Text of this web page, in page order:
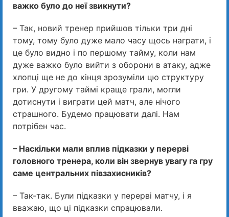
важко було до неї звикнути?
– Так, новий тренер прийшов тільки три дні
тому, тому було дуже мало часу щось награти, і
це було видно і по першому тайму, коли нам
дуже важко було вийти з оборони в атаку, адже
хлопці ще не до кінця зрозуміли цю структуру
гри. У другому таймі краще грали, могли
дотиснути і виграти цей матч, але нічого
страшного. Будемо працювати далі. Нам
потрібен час.
– Наскільки мали вплив підказки у перерві
головного тренера, коли він звернув увагу га гру
саме центральних півзахисників?
– Так-так. Були підказки у перерві матчу, і я
вважаю, що ці підказки спрацювали.